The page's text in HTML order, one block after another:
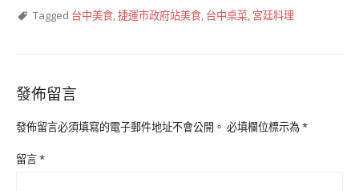
Tagged 台中美食,捷運市政府站美食, 台中桌菜, 宮廷料理
發佈留言
發佈留言必須填寫的電子郵件地址不會公開。 必填欄位標示為*
留言*